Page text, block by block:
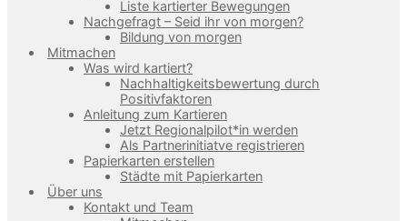
Liste kartierter Bewegungen
Nachgefragt – Seid ihr von morgen?
Bildung von morgen
Mitmachen
Was wird kartiert?
Nachhaltigkeitsbewertung durch
Positivfaktoren
Anleitung zum Kartieren
Jetzt Regionalpilot*in werden
Als Partnerinitiatve registrieren
Papierkarten erstellen
Städte mit Papierkarten
Über uns
Kontakt und Team